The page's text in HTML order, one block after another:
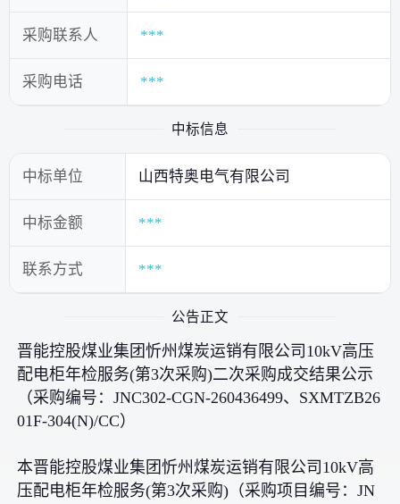
采购联系人 ***
采购电话 ***
中标信息
中标单位 山西特奥电气有限公司
中标金额 ***
联系方式 ***
公告正文
晋能控股煤业集团忻州煤炭运销有限公司10kV高压
配电柜年检服务(第3次采购)二次采购成交结果公示
（采购编号：JNC302-CGN-260436499、SXMTZB26
01F-304(N)/CC）
本晋能控股煤业集团忻州煤炭运销有限公司10kV高
压配电柜年检服务(第3次采购)（采购项目编号：JN